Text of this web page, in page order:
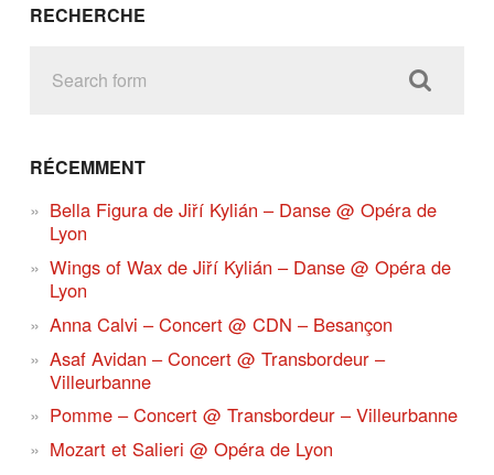
RECHERCHE
RÉCEMMENT
Bella Figura de Jiří Kylián – Danse @ Opéra de
Lyon
Wings of Wax de Jiří Kylián – Danse @ Opéra de
Lyon
Anna Calvi – Concert @ CDN – Besançon
Asaf Avidan – Concert @ Transbordeur –
Villeurbanne
Pomme – Concert @ Transbordeur – Villeurbanne
Mozart et Salieri @ Opéra de Lyon